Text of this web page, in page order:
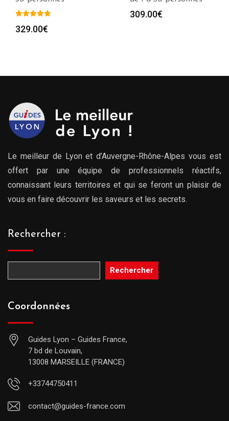
329.00€
309.00€
Le meilleur de Lyon et d’Auvergne-Rhône-Alpes vous est
offert par une équipe de professionnels réactifs,
connaissant leurs territoires et qui se feront un plaisir de
vous en faire découvrir les saveurs et les secrets.
Rechercher :
Rechercher
Coordonnées
Guides Lyon – Guides France,
7 bd de Louvain,
13008 MARSEILLE (FRANCE)
+33744750411
contact@guides-france.com